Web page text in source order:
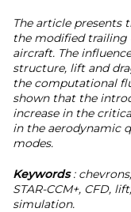
The article presents
the modified trailing
aircraft. The
structure, lift and
the computational
shown that the
increase in the
in the aerodynamic
modes.
Keywords:
STAR-CCM+, CFD,
simulation.